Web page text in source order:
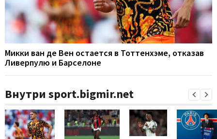
Микки ван де Вен остается в Тоттенхэме, отказав
Ливерпулю и Барселоне
Внутри sport.bigmir.net